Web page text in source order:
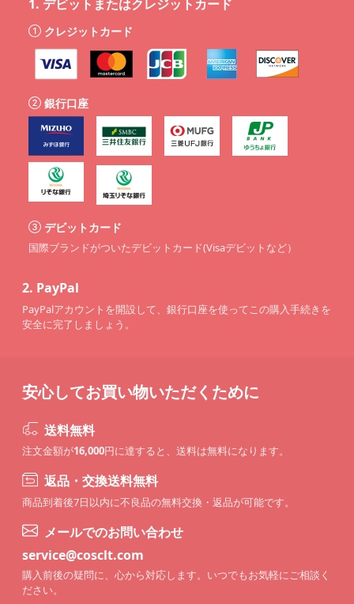
1. デビットまたはクレジットカード
クレジットカード
銀行口座
デビットカード
国際ブランドがついたデビットカード(Visaデビットなど）
2. PayPal
PayPalアカウントを開設して、銀行口座を使ってこの購入手続きを
安全に完了しましょう。
安心してお買い物いただくために
送料無料
注文金額が16,000円に達すると、送料は無料になります。
返品・交換送料無料
商品到着後7日以内に不良品の無料交換・返品が可能です。
メールでのお問い合わせ
service@cosclt.com
購入前後の疑問に、心から対応します。いつでもお気軽にご相談く
ださい。